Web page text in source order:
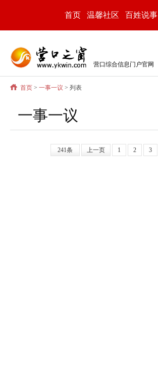
首页 温馨社区 百姓说事
营口综合信息门户官网
首页 > 一事一议 > 列表
一事一议
241条 上一页 1 2 3